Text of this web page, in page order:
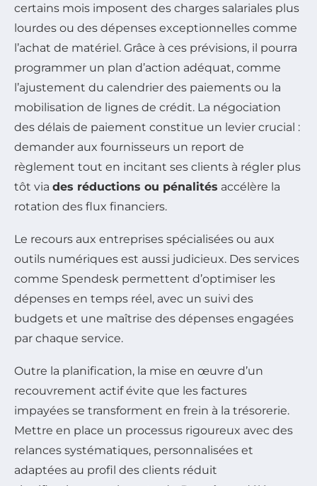
certains mois imposent des charges salariales plus
lourdes ou des dépenses exceptionnelles comme
l’achat de matériel. Grâce à ces prévisions, il pourra
programmer un plan d’action adéquat, comme
l’ajustement du calendrier des paiements ou la
mobilisation de lignes de crédit. La négociation
des délais de paiement constitue un levier crucial :
demander aux fournisseurs un report de
règlement tout en incitant ses clients à régler plus
tôt via des réductions ou pénalités accélère la
rotation des flux financiers.
Le recours aux entreprises spécialisées ou aux
outils numériques est aussi judicieux. Des services
comme Spendesk permettent d’optimiser les
dépenses en temps réel, avec un suivi des
budgets et une maîtrise des dépenses engagées
par chaque service.
Outre la planification, la mise en œuvre d’un
recouvrement actifévite que les factures
impayées se transforment en frein à la trésorerie.
Mettre en place un processus rigoureux avec des
relances systématiques, personnalisées et
adaptées au profil des clients réduit